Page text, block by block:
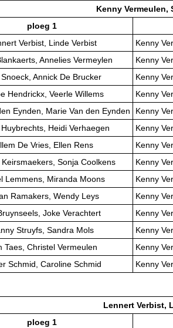
Kenny Vermeulen,
ploeg 1
Verbist, Linde Verbist
Kenny
Annelies Vermeylen
Kenny
Annick De Brucker
Kenny
Hendrickx, Veerle Willems
Kenny
Eynden, Marie Van den Eynden
Kenny
Heidi Verhaegen
Kenny
De Vries, Ellen Rens
Kenny
Sonja Coolkens
Kenny
Lemmens, Miranda Moons
Kenny
Ramakers, Wendy Leys
Kenny
Joke Verachtert
Kenny
Struyfs, Sandra Mols
Kenny
Taes, Christel Vermeulen
Kenny
Schmid, Caroline Schmid Kenny
Lennert Verbist,
ploeg 1